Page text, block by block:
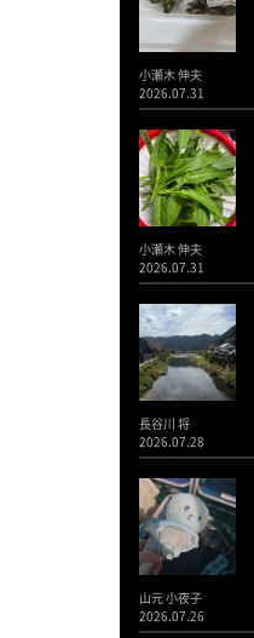
小瀬木 伸夫
2026.07.31
小瀬木 伸夫
2026.07.31
長谷川 将
2026.07.28
山元 小夜子
2026.07.26